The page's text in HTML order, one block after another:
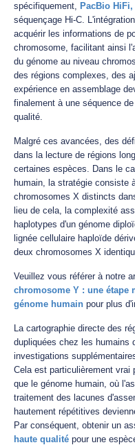
spécifiquement, PacBio HiFi,
séquençage Hi-C.
acquérir les informations de
chromosome, facilitant ainsi
du génome au niveau
des régions complexes, des
expérience en assemblage
finalement à une séquence
qualité.
Malgré ces avancées, des
dans la lecture de régions
certaines espèces. Dans le
humain, la stratégie consiste
chromosomes X distincts
lieu de cela, la complexité
haplotypes d'un génome
lignée cellulaire haploïde
deux chromosomes X
Veuillez vous référer à notre
chromosome Y : une étape
génome humain pour plus
La cartographie directe des
dupliquées chez les humains
investigations
Cela est particulièrement vrai
que le génome humain, où
traitement des lacunes
hautement répétitives
Par conséquent, obtenir un
haute qualité pour une